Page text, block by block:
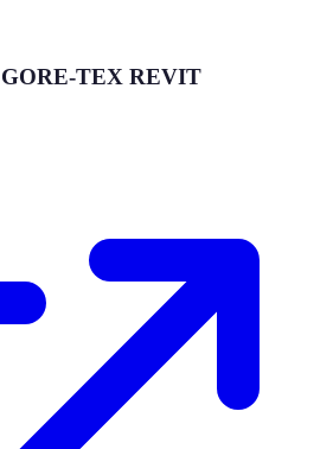
GORE-TEX REVIT